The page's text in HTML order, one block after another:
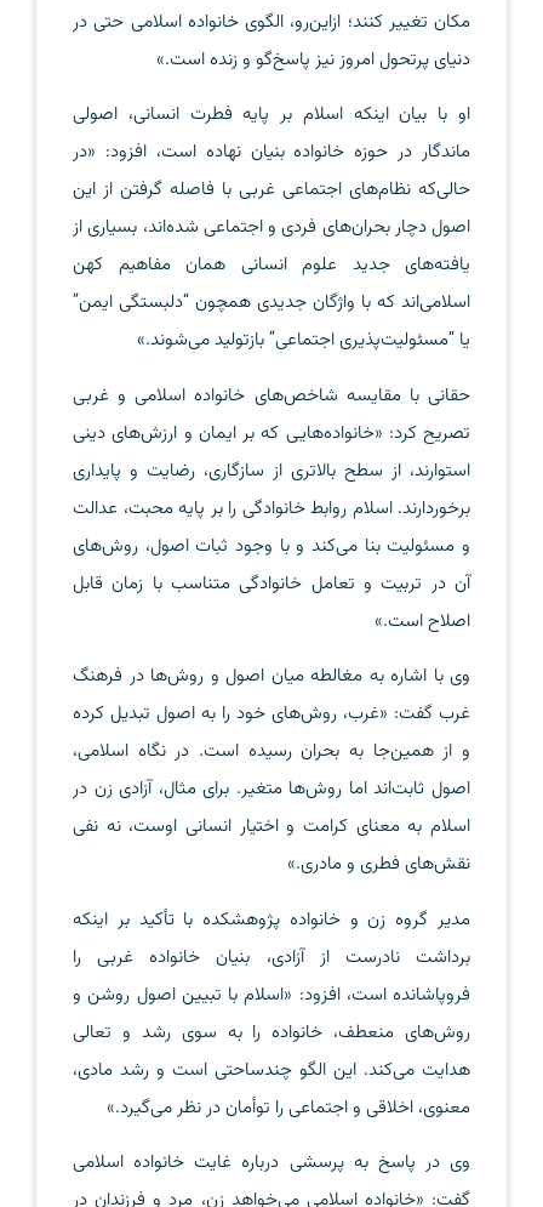
مکان تغییر کنند؛ ازاین‌رو، الگوی خانواده اسلامی حتی در
دنیای پرتحول امروز نیز پاسخ‌گو و زنده است.»
او با بیان اینکه اسلام بر پایه فطرت انسانی، اصولی
ماندگار در حوزه خانواده بنیان نهاده است، افزود: «در
حالی‌که نظام‌های اجتماعی غربی با فاصله گرفتن از این
اصول دچار بحران‌های فردی و اجتماعی شده‌اند، بسیاری از
یافته‌های جدید علوم انسانی همان مفاهیم کهن
اسلامی‌اند که با واژگان جدیدی همچون “دلبستگی ایمن”
یا “مسئولیت‌پذیری اجتماعی” بازتولید می‌شوند.»
حقانی با مقایسه شاخص‌های خانواده اسلامی و غربی
تصریح کرد: «خانواده‌هایی که بر ایمان و ارزش‌های دینی
استوارند، از سطح بالاتری از سازگاری، رضایت و پایداری
برخوردارند. اسلام روابط خانوادگی را بر پایه محبت، عدالت
و مسئولیت بنا می‌کند و با وجود ثبات اصول، روش‌های
آن در تربیت و تعامل خانوادگی متناسب با زمان قابل
اصلاح است.»
وی با اشاره به مغالطه میان اصول و روش‌ها در فرهنگ
غرب گفت: «غرب، روش‌های خود را به اصول تبدیل کرده
و از همین‌جا به بحران رسیده است. در نگاه اسلامی،
اصول ثابت‌اند اما روش‌ها متغیر. برای مثال، آزادی زن در
اسلام به معنای کرامت و اختیار انسانی اوست، نه نفی
نقش‌های فطری و مادری.»
مدیر گروه زن و خانواده پژوهشکده با تأکید بر اینکه
برداشت نادرست از آزادی، بنیان خانواده غربی را
فروپاشانده است، افزود: «اسلام با تبیین اصول روشن و
روش‌های منعطف، خانواده را به سوی رشد و تعالی
هدایت می‌کند. این الگو چندساحتی است و رشد مادی،
معنوی، اخلاقی و اجتماعی را توأمان در نظر می‌گیرد.»
وی در پاسخ به پرسشی درباره غایت خانواده اسلامی
گفت: «خانواده اسلامی می‌خواهد زن، مرد و فرزندان در